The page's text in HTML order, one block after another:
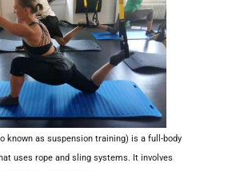
known as suspension training) is a full-body
uses rope and sling systems. It involves